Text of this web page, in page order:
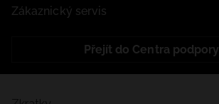
Zákaznický servis
Přejít do Centra podpory